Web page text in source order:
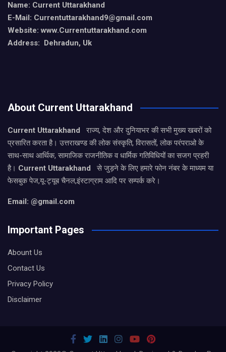
Name: Current Uttarakhand
E-Mail: Currentuttarakhand9@gmail.com
Website: www.Currentuttarakhand.com
Address: Dehradun, Uk
About Current Uttarakhand
Current Uttarakhand
राज्य, देश और दुनियाभर की सभी मुख्य खबरों को
प्रसारित करता है। उत्तराखण्ड की लोक संस्कृति, विरासतों, लोक परंपराओ के
साथ-साथ आर्थिक, सामाजिक राजनीतिक व धार्मिक गतिविधियों का सजग प्रहरी
है। Current Uttarakhand
से जुड़ने के लिए हमारे फोन नंबर के माध्यम या
फेसबुक पेज,यू-ट्यूब चैनल,इंस्टाग्राम आदि पर सम्पर्क करे।
Email: @gmail.com
Important Pages
Abount Us
Contact Us
Privacy Policy
Disclaimer